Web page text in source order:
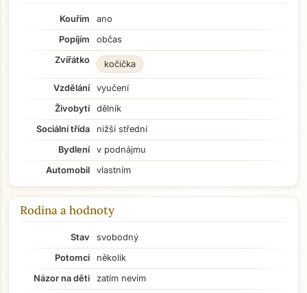
Kouřím
ano
Popíjím
občas
Zvířátko
kočička
Vzdělání
vyučení
Živobytí
dělník
Sociální třída
nižší střední
Bydlení
v podnájmu
Automobil
vlastním
Rodina a hodnoty
Stav
svobodný
Potomci
několik
Názor na děti
zatím nevím